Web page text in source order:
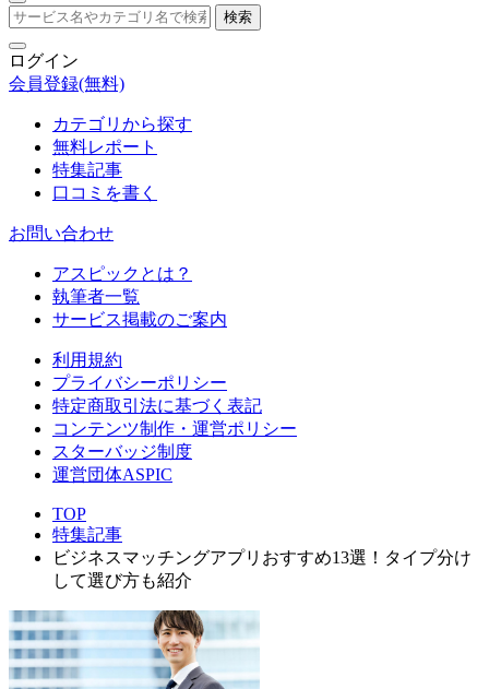
検索
ログイン
会員登録(無料)
カテゴリから探す
無料レポート
特集記事
口コミを書く
お問い合わせ
アスピックとは？
執筆者一覧
サービス掲載のご案内
利用規約
プライバシーポリシー
特定商取引法に基づく表記
コンテンツ制作・運営ポリシー
スターバッジ制度
運営団体ASPIC
TOP
特集記事
ビジネスマッチングアプリおすすめ13選！タイプ分け
して選び方も紹介